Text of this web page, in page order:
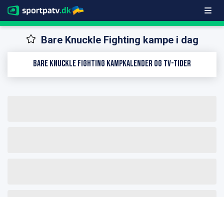
Bare Knuckle Fighting kampe i dag
Bare Knuckle Fighting kampkalender og TV-tider